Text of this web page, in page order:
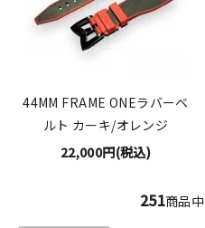
44MM FRAME ONEラバーベ
ルト カーキ/オレンジ
22,000円(税込)
251商品中